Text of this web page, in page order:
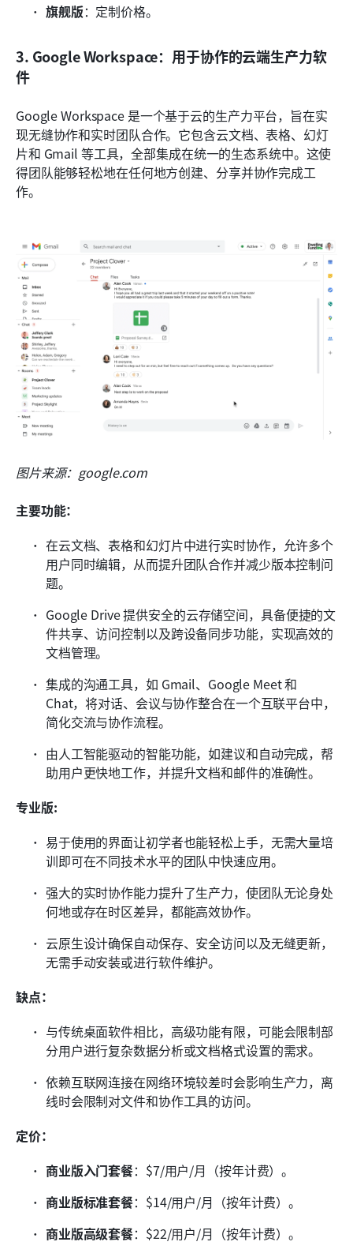
旗舰版：定制价格。
3. Google Workspace：用于协作的云端生产力软
件
Google Workspace 是一个基于云的生产力平台，旨在实
现无缝协作和实时团队合作。它包含云文档、表格、幻灯
片和 Gmail 等工具，全部集成在统一的生态系统中。这使
得团队能够轻松地在任何地方创建、分享并协作完成工
作。
图片来源：google.com
主要功能：
在云文档、表格和幻灯片中进行实时协作，允许多个
用户同时编辑，从而提升团队合作并减少版本控制问
题。
Google Drive 提供安全的云存储空间，具备便捷的文
件共享、访问控制以及跨设备同步功能，实现高效的
文档管理。
集成的沟通工具，如 Gmail、Google Meet 和
Chat，将对话、会议与协作整合在一个互联平台中，
简化交流与协作流程。
由人工智能驱动的智能功能，如建议和自动完成，帮
助用户更快地工作，并提升文档和邮件的准确性。
专业版:
易于使用的界面让初学者也能轻松上手，无需大量培
训即可在不同技术水平的团队中快速应用。
强大的实时协作能力提升了生产力，使团队无论身处
何地或存在时区差异，都能高效协作。
云原生设计确保自动保存、安全访问以及无缝更新，
无需手动安装或进行软件维护。
缺点：
与传统桌面软件相比，高级功能有限，可能会限制部
分用户进行复杂数据分析或文档格式设置的需求。
依赖互联网连接在网络环境较差时会影响生产力，离
线时会限制对文件和协作工具的访问。
定价：
商业版入门套餐：$7/用户/月（按年计费）。
商业版标准套餐：$14/用户/月（按年计费）。
商业版高级套餐：$22/用户/月（按年计费）。